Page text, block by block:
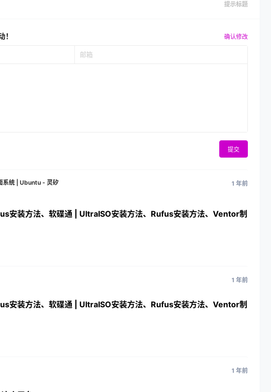
提示标题
确认修改
提交
系统 | Ubuntu - 灵矽
1 年前
安装方法、软碟通 | UltraISO安装方法、Rufus安装方法、Ventor制
1 年前
安装方法、软碟通 | UltraISO安装方法、Rufus安装方法、Ventor制
1 年前